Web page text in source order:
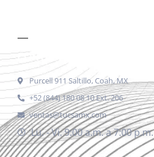
CONTACTO
Purcell 911 Saltillo, Coah, MX
+52 (844) 180 08 10 Ext. 206
ventas@tucsamx.com
Lu. - Vi. 9:00 a.m. a 7:00 p.m.